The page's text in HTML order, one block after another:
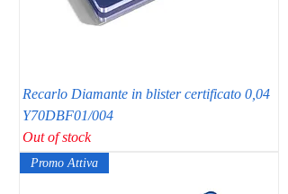
Recarlo Diamante in blister certificato 0,04
Y70DBF01/004
Out of stock
Promo Attiva